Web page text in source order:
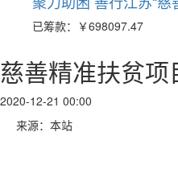
已筹款： ￥698097.47
慈善精准扶贫
2020-12-21 00:00
来源：本站